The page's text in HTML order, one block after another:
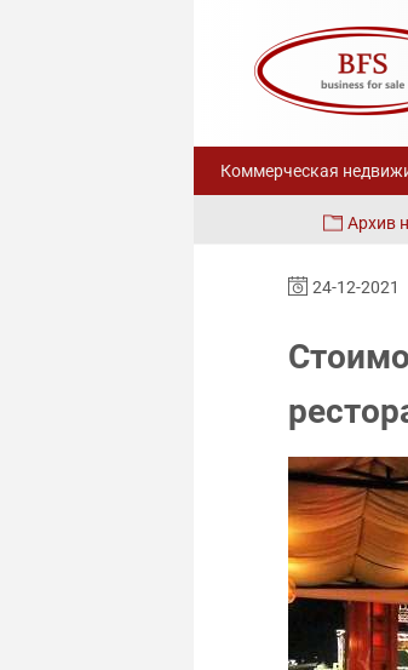
Коммерческая
Архив
24-12-2021